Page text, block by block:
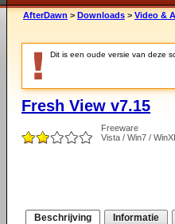
AfterDawn > Downloads > Video &
Dit is een oude versie van deze
Fresh View v7.15
Freeware
Vista / Win7 /
Beschrijving Informatie